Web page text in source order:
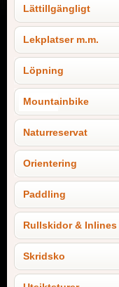
Lättillgängligt
Lekplatser m.m.
Löpning
Mountainbike
Naturreservat
Orientering
Paddling
Rullskidor & Inlines
Skridsko